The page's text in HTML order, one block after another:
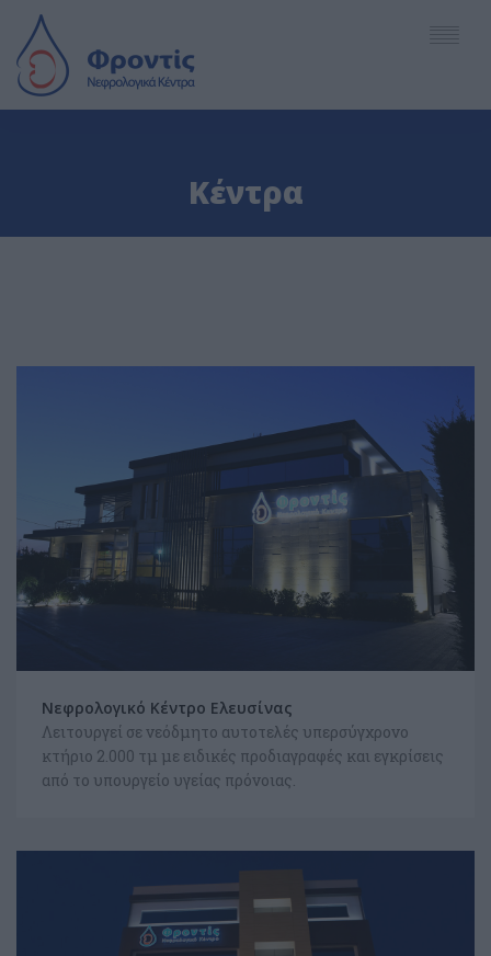
ΠΡΟΣΩΠΙΚΟ
ΡΑΝΤΕΒΟΥ - ΠΡΟΣΒΑΣΗ
CHOOSE YOUR LANGUAGE
FOLLOW US ON FACEBOOK
Español
Κέντρα
Νεφρολογικό Κέντρο Ελευσίνας
Λειτουργεί σε νεόδμητο αυτοτελές υπερσύγχρονο
κτήριο 2.000 τμ με ειδικές προδιαγραφές και εγκρίσεις
από το υπουργείο υγείας πρόνοιας.